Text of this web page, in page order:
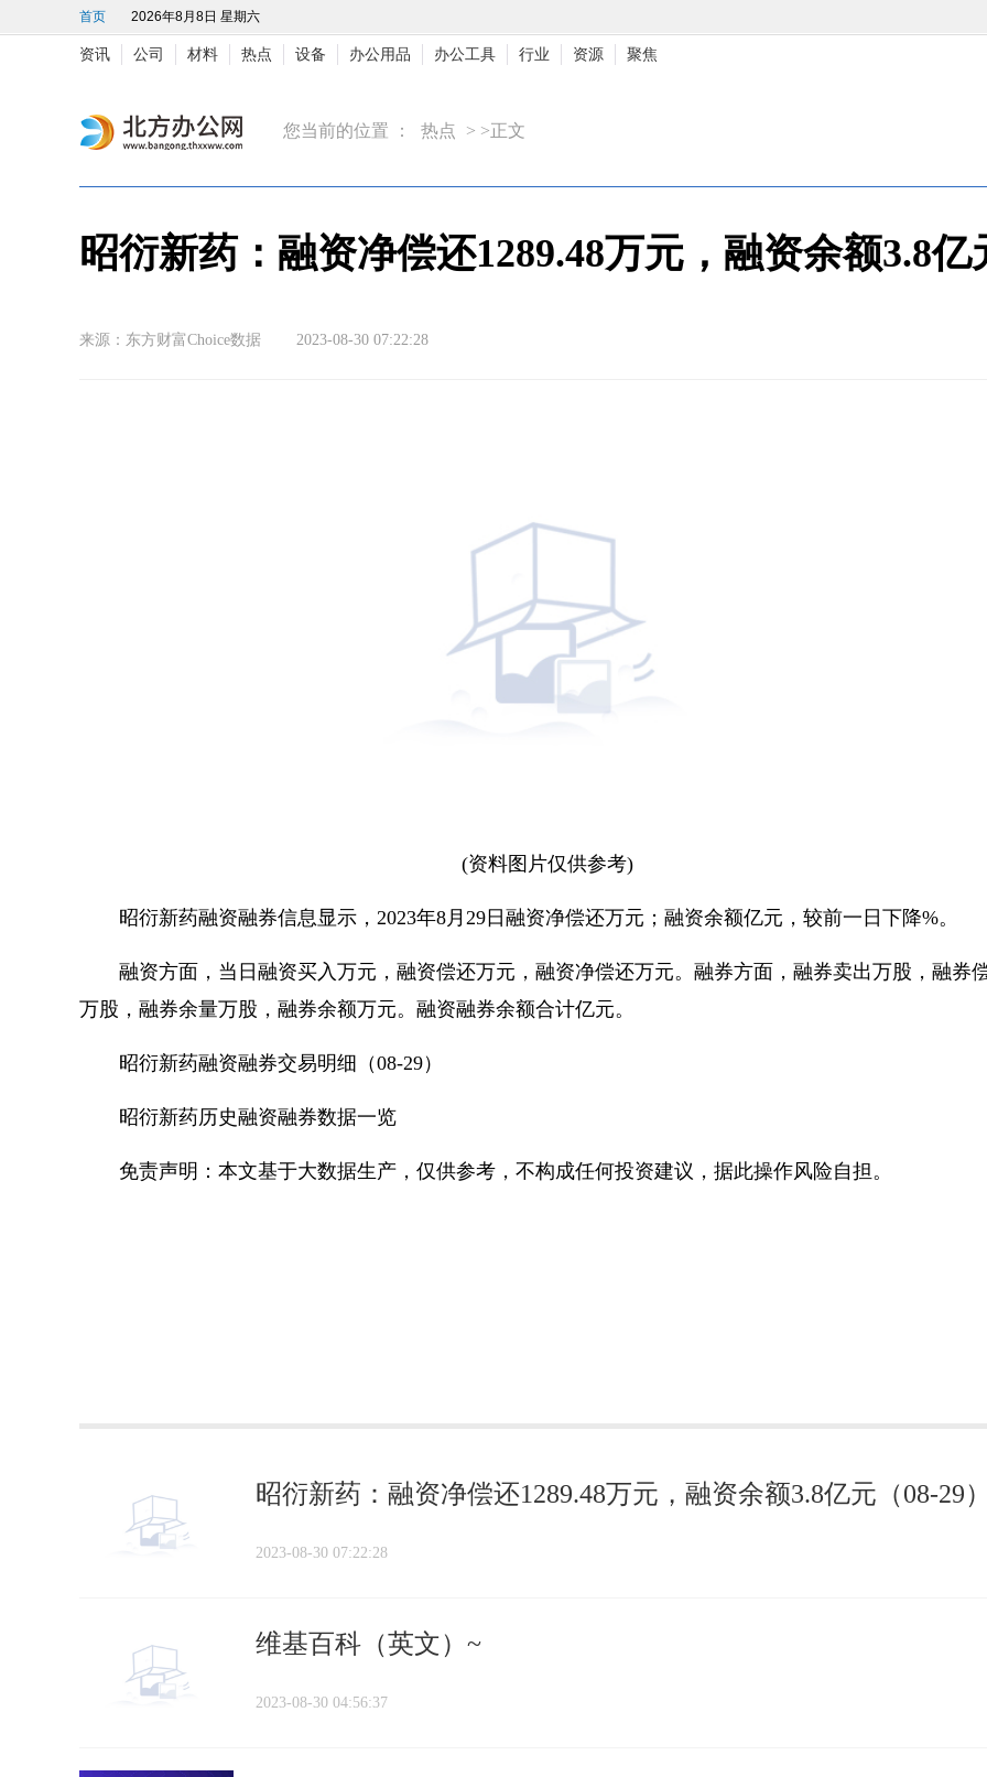
首页 2026年8月8日 星期六
资讯 公司 材料 热点 设备 办公用品 办公工具 行业 资源 聚焦
您当前的位置 ： 热点 > >正文
昭衍新药：融资净偿还1289.48万元，融资余额3.8亿
来源：东方财富Choice数据 2023-08-30 07:22:28
(资料图片仅供参考)
昭衍新药融资融券信息显示，2023年8月29日融资净偿还万元；融资余额亿元，较前一日下降%。
融资方面，当日融资买入万元，融资偿还万元，融资净偿还万元。融券方面，融券卖出万股，融券
万股，融券余量万股，融券余额万元。融资融券余额合计亿元。
昭衍新药融资融券交易明细（08-29）
昭衍新药历史融资融券数据一览
免责声明：本文基于大数据生产，仅供参考，不构成任何投资建议，据此操作风险自担。
昭衍新药：融资净偿还1289.48万元，融资余额3.8亿元（08-29
2023-08-30 07:22:28
维基百科（英文）~
2023-08-30 04:56:37